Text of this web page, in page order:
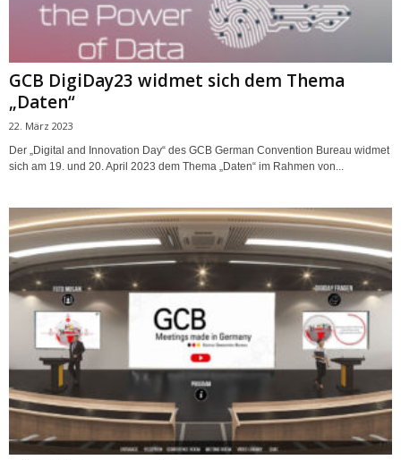
GCB DigiDay23 widmet sich dem Thema
„Daten“
22. März 2023
Der „Digital and Innovation Day“ des GCB German Convention Bureau widmet
sich am 19. und 20. April 2023 dem Thema „Daten“ im Rahmen von...